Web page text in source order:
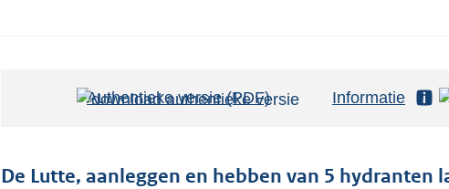
Authentieke versie (PDF)b
t
Informatie
De Lutte, aanleggen en hebben van 5 hydranten